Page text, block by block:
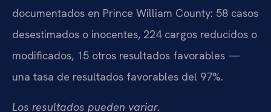
documentados en Prince William County: 58 casos
desestimados o inocentes, 224 cargos reducidos o
modificados, 15 otros resultados favorables —
una tasa de resultados favorables del 97%.
Los resultados pueden variar.